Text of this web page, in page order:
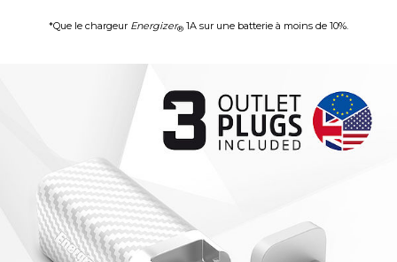
*Que le chargeur Energizer® 1A sur une batterie à moins de 10%.